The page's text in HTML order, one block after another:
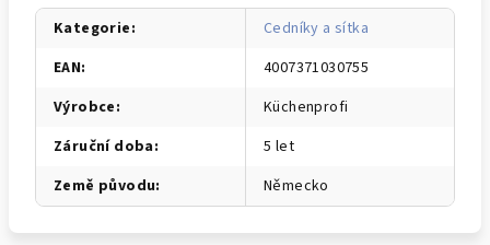
Kategorie:
Cedníky a sítka
EAN:
4007371030755
Výrobce:
Küchenprofi
Záruční doba:
5 let
Země původu: Německo